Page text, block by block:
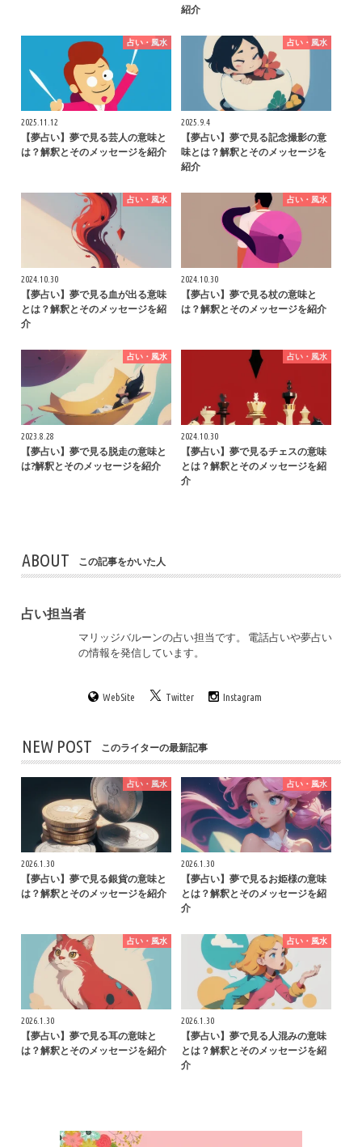
紹介
占い・風水
2025.11.12
【夢占い】夢で見る芸人の意味と
は？解釈とそのメッセージを紹介
占い・風水
2025.9.4
【夢占い】夢で見る記念撮影の意
味とは？解釈とそのメッセージを
紹介
占い・風水
2024.10.30
【夢占い】夢で見る血が出る意味
とは？解釈とそのメッセージを紹
介
占い・風水
2024.10.30
【夢占い】夢で見る杖の意味と
は？解釈とそのメッセージを紹介
占い・風水
2023.8.28
【夢占い】夢で見る脱走の意味と
は?解釈とそのメッセージを紹介
占い・風水
2024.10.30
【夢占い】夢で見るチェスの意味
とは？解釈とそのメッセージを紹
介
ABOUT この記事をかいた人
占い担当者
マリッジバルーンの占い担当です。 電話占いや夢占い
の情報を発信しています。
WebSite Twitter Instagram
NEW POST このライターの最新記事
占い・風水
2026.1.30
【夢占い】夢で見る銀貨の意味と
は？解釈とそのメッセージを紹介
占い・風水
2026.1.30
【夢占い】夢で見るお姫様の意味
とは？解釈とそのメッセージを紹
介
占い・風水
2026.1.30
【夢占い】夢で見る耳の意味と
は？解釈とそのメッセージを紹介
占い・風水
2026.1.30
【夢占い】夢で見る人混みの意味
とは？解釈とそのメッセージを紹
介